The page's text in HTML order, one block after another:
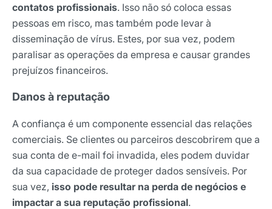
contatos profissionais. Isso não só coloca essas
pessoas em risco, mas também pode levar à
disseminação de vírus. Estes, por sua vez, podem
paralisar as operações da empresa e causar grandes
prejuízos financeiros.
Danos à reputação
A confiança é um componente essencial das relações
comerciais. Se clientes ou parceiros descobrirem que a
sua conta de e-mail foi invadida, eles podem duvidar
da sua capacidade de proteger dados sensíveis. Por
sua vez, isso pode resultar na perda de negócios e
impactar a sua reputação profissional.